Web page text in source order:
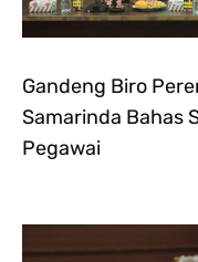
Gandeng Biro
Samarinda Bahas
Pegawai